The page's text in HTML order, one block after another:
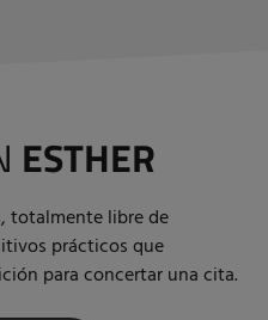
ESTHER
totalmente libre de
prácticos que
para concertar una cita.